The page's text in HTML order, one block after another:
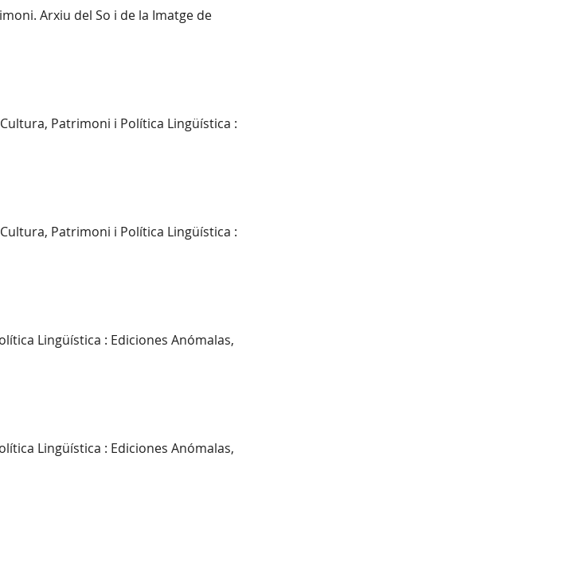
Arxiu del So i de la Imatge de
Patrimoni i Política Lingüística :
Patrimoni i Política Lingüística :
Lingüística : Ediciones Anómalas,
Lingüística : Ediciones Anómalas,